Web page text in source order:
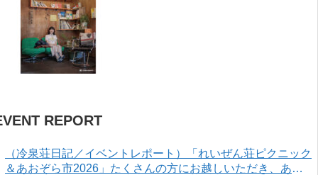
REPORT
（冷泉荘日記／イベントレポート）「れいぜん荘ピクニック
＆あおぞら市2026」たくさんの方にお越しいただき、あり